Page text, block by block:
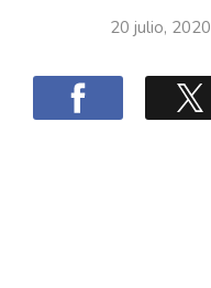
20 julio, 2020